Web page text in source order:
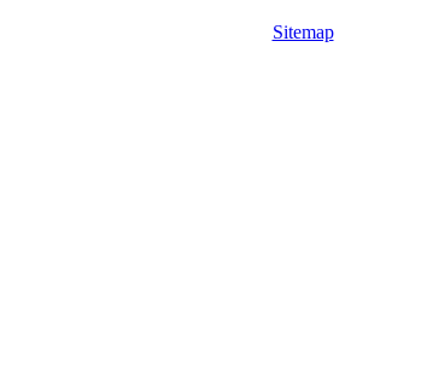
Sitemap